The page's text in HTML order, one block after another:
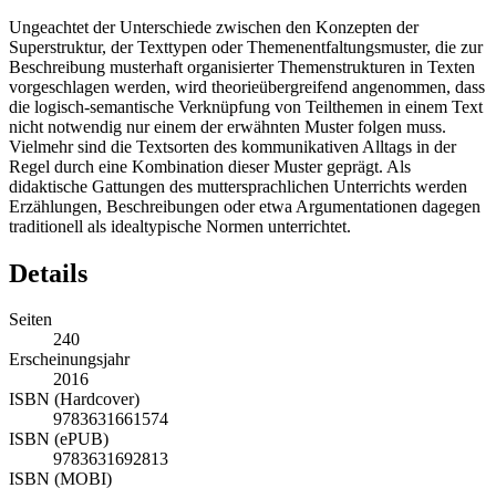
Ungeachtet der Unterschiede zwischen den Konzepten der
Superstruktur, derTexttypen oderThemenentfaltungsmuster, die zur
Beschreibung musterhaft organisierter Themenstrukturen in Texten
vorgeschlagen werden, wird theorieübergreifend angenommen, dass
die logisch-semantische Verknüpfung von Teilthemen in einem Text
nicht notwendig nureinem der erwähnten Muster folgen muss.
Vielmehr sind die Textsorten des kommunikativen Alltags in der
Regel durch eine Kombination dieser Muster geprägt. Als
didaktische Gattungen des muttersprachlichen Unterrichts werden
Erzählungen, Beschreibungen oder etwa Argumentationen dagegen
traditionell als idealtypische Normen unterrichtet.
Details
Seiten
240
Erscheinungsjahr
2016
ISBN (Hardcover)
9783631661574
ISBN (ePUB)
9783631692813
ISBN (MOBI)